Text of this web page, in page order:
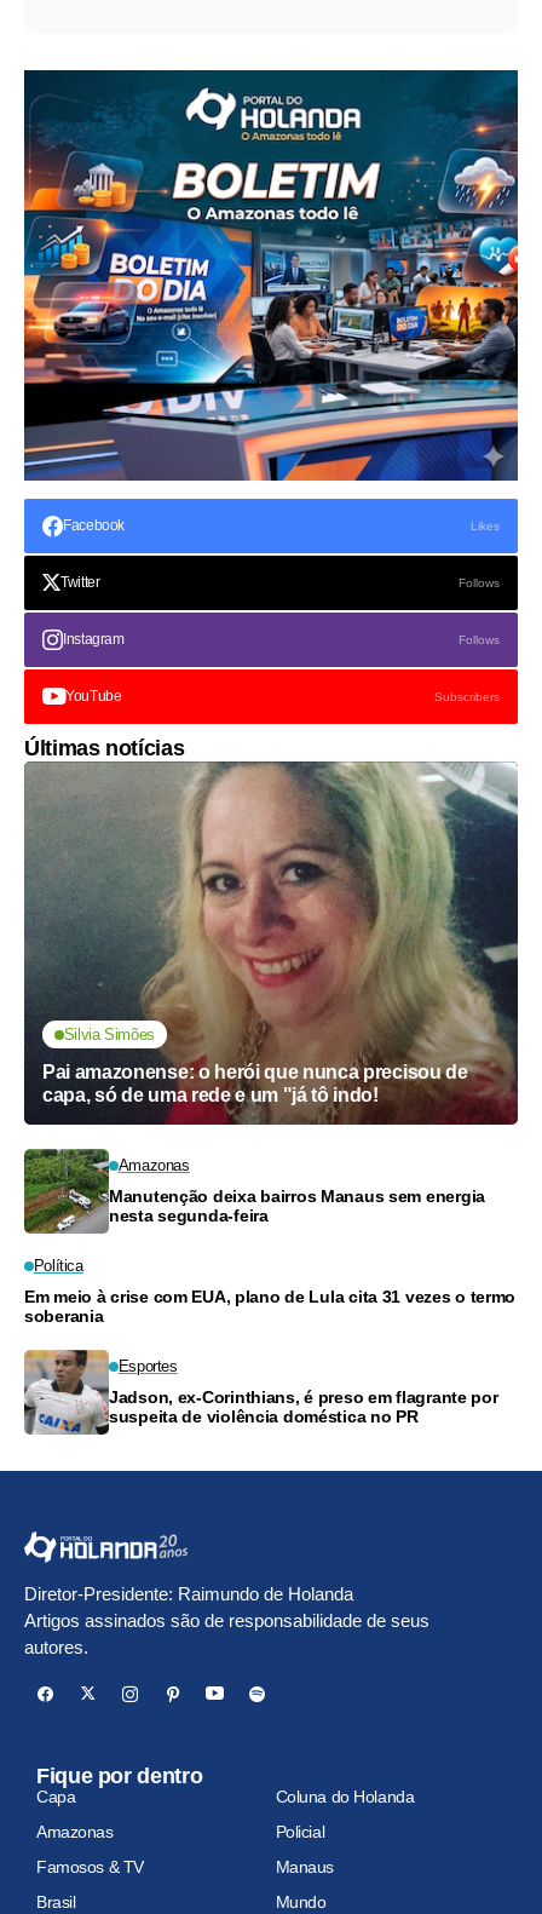
Facebook Likes
Twitter Follows
Instagram Follows
YouTube Subscribers
Últimas notícias
Silvia Simões
Pai amazonense: o herói que nunca precisou de
capa, só de uma rede e um "já tô indo!
Amazonas
Manutenção deixa bairros Manaus sem energia
nesta segunda-feira
Política
Em meio à crise com EUA, plano de Lula cita 31 vezes o termo
soberania
Esportes
Jadson, ex-Corinthians, é preso em flagrante por
suspeita de violência doméstica no PR
Diretor-Presidente: Raimundo de Holanda
Artigos assinados são de responsabilidade de seus
autores.
Fique por dentro
Capa
Coluna do Holanda
Amazonas
Policial
Famosos & TV
Manaus
Brasil
Mundo